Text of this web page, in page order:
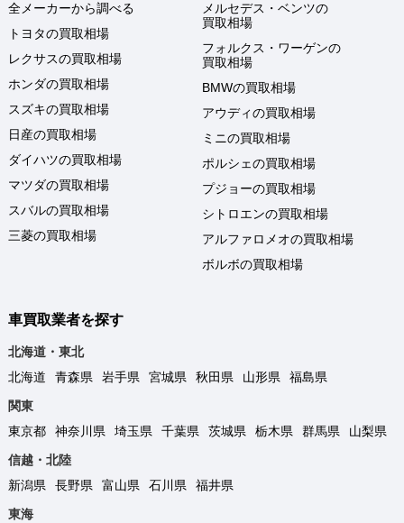
全メーカーから調べる
トヨタの買取相場
レクサスの買取相場
ホンダの買取相場
スズキの買取相場
日産の買取相場
ダイハツの買取相場
マツダの買取相場
スバルの買取相場
三菱の買取相場
メルセデス・ベンツの
買取相場
フォルクス・ワーゲンの
買取相場
BMWの買取相場
アウディの買取相場
ミニの買取相場
ポルシェの買取相場
プジョーの買取相場
シトロエンの買取相場
アルファロメオの買取相場
ボルボの買取相場
車買取業者を探す
北海道・東北
北海道
青森県 岩手県 宮城県 秋田県 山形県
福島県
関東
東京都
神奈川県 埼玉県 千葉県 茨城県 栃木県 群馬県
山梨県
信越・北陸
新潟県
長野県 富山県 石川県
福井県
東海